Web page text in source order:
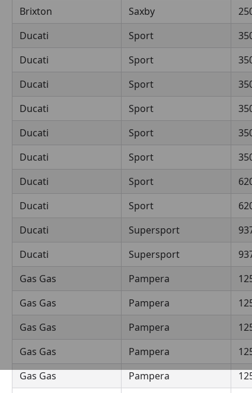
Brixton
Saxby
Ducati
Sport
Ducati
Sport
Ducati
Sport
Ducati
Sport
Ducati
Sport
Ducati
Sport
Ducati
Sport
Ducati
Sport
Ducati
Supersport
Ducati
Supersport
Gas Gas
Pampera
Gas Gas
Pampera
Gas Gas
Pampera
Gas Gas
Pampera
Gas Gas
Pampera